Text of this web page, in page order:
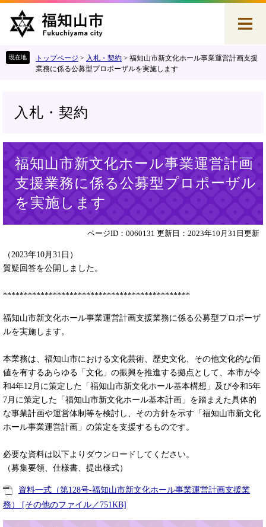
へ
トップページ > 入札・契約 > 福知山市新文化ホール事業運営計画支援
業務に係る公募型プロポーザルを実施します
入札・契約
福知山市新文化ホール事業運営計画
支援業務に係る公募型プロポーザル
を実施します
ページID：0060131 更新日：2023年10月31日更新
（2023年10月31日）
質疑回答を公開しました。
*********************************************
福知山市新文化ホール事業運営計画支援業務に係る公募型プロポーザ
ルを実施します。
本業務は、福知山市における文化芸術、歴史文化、その他文化的な価
値を有するあらゆる「文化」の振興を推進する拠点として、本市が令
和4年12月に策定した「福知山市新文化ホール基本構想」及び令和5年
7月に策定した「福知山市新文化ホール基本計画」を踏まえた具体的
な事業計画や運営体制等を検討し、その方針を示す「福知山市新文化
ホール事業運営計画」の策定を支援するものです。
必要な資料は以下よりダウンロードしてください。
（募集要領、仕様書、提出様式）
資料一式（第128号-福知山市新文化ホール事業運営計画支援業
務） [その他のファイル／751KB]